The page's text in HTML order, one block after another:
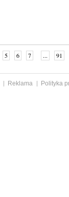
5 6 7 ... 91
Reklama
Polityka